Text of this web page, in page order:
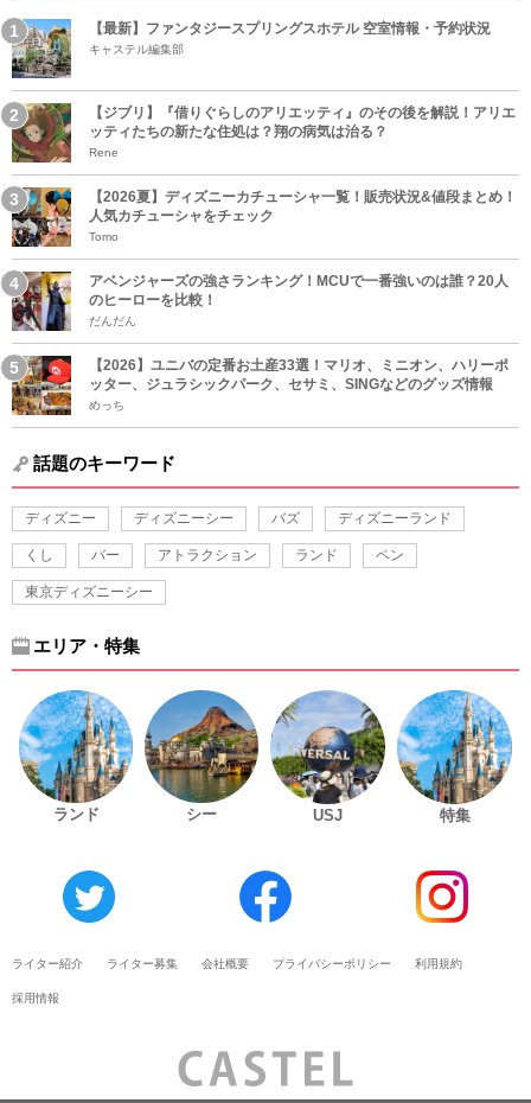
【最新】ファンタジースプリングスホテル 空室情報・予約状況
キャステル編集部
【ジブリ】『借りぐらしのアリエッティ』のその後を解説！アリエ
ッティたちの新たな住処は？翔の病気は治る？
Rene
【2026夏】ディズニーカチューシャ一覧！販売状況&値段まとめ！
人気カチューシャをチェック
Tomo
アベンジャーズの強さランキング！MCUで一番強いのは誰？20人
のヒーローを比較！
だんだん
【2026】ユニバの定番お土産33選！マリオ、ミニオン、ハリーポ
ッター、ジュラシックパーク、セサミ、SINGなどのグッズ情報
めっち
話題のキーワード
ディズニー ディズニーシー バズ ディズニーランド
くし バー アトラクション ランド ペン
東京ディズニーシー
エリア・特集
ランド シー USJ 特集
ライター紹介 ライター募集 会社概要 プライバシーポリシー 利用規約
採用情報